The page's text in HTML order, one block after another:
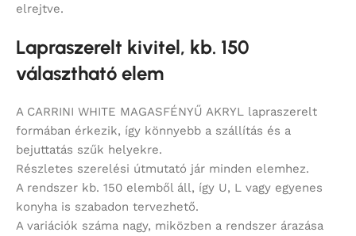
elrejtve.
Lapraszerelt kivitel, kb. 150
választható elem
A CARRINI WHITE MAGASFÉNYŰ AKRYL lapraszerelt
formában érkezik, így könnyebb a szállítás és a
bejuttatás szűk helyekre.
Részletes szerelési útmutató jár minden elemhez.
A rendszer kb. 150 elemből áll, így U, L vagy egyenes
konyha is szabadon tervezhető.
A variációk száma nagy, miközben a rendszer árazása